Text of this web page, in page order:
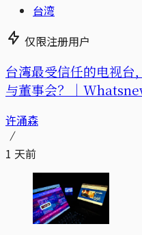
台湾
仅限注册用户
台湾最受信任的电视台
与董事会？｜
许涌森
1 天前